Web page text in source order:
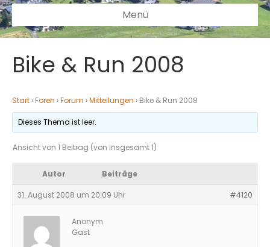
Menü
Bike & Run 2008
Start ›Foren ›Forum ›Mitteilungen › Bike & Run 2008
Dieses Thema ist leer.
Ansicht von 1 Beitrag (von insgesamt 1)
Autor Beiträge
31. August 2008 um 20:09 Uhr #4120
Anonym
Gast